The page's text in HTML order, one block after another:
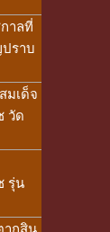
าลที่
ราบ
มเด็จ
วัด
รุ่น
ากสิน